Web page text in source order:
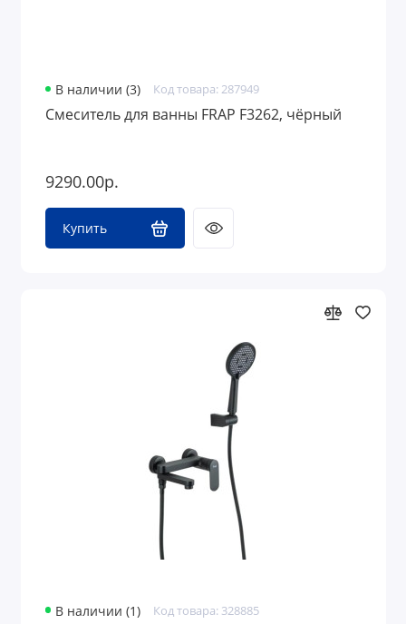
В наличии (3) Код товара: 287949
Смеситель для ванны FRAP F3262, чёрный
9290.00р.
Купить
В наличии (1) Код товара: 328885